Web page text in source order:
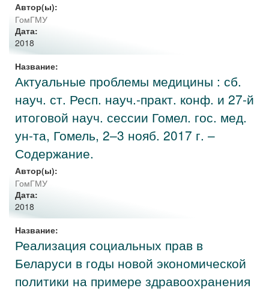
Автор(ы):
ГомГМУ
Дата:
2018
Название:
Актуальные проблемы медицины : сб.
науч. ст. Респ. науч.-практ. конф. и 27-й
итоговой науч. сессии Гомел. гос. мед.
ун-та, Гомель, 2–3 нояб. 2017 г. –
Содержание.
Автор(ы):
ГомГМУ
Дата:
2018
Название:
Реализация социальных прав в
Беларуси в годы новой экономической
политики на примере здравоохранения